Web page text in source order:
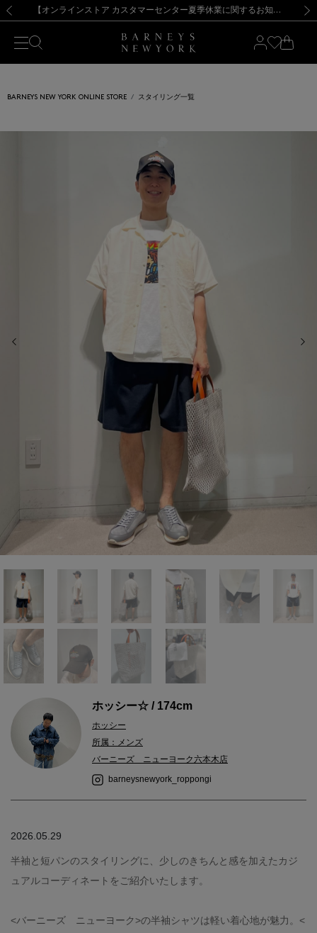
新規登録のお客様も対象！＜MY BARNEYS＞会員のお客様は11,000円（税込）以上のお買上げで常時送料無料！お買い物の際は会員登録を！
【夏季休業に伴う出荷一時停止のお知らせ】(2026.8.7) 【オンラインストア カスタマーセンター夏季休業に関するお知らせ】（2026.8.7）
【夏季休業に伴う返品・交換承り一時停止のお知らせ】（2026.8.5）
熊本県を中心とした地震の影響によるお荷物のお届けについて
【開催中】SUMMER SALEのご案内・ご注意事項 新規登録のお客様も対象！＜MY BARNEYS＞会員のお客様は11,000円（税込）以上のお買上げで常時送料無料！お買い物の際は会員登録を！
【夏季休業に伴う出荷一時停止のお知らせ】(2026.8.7)
BARNEYS NEW YORK ONLINE STORE スタイリング一覧
ホッシー☆ / 174cm
ホッシー
所属：メンズ
バーニーズ ニューヨーク六本木店
barneysnewyork_roppongi
2026.05.29
半袖と短パンのスタイリングに、少しのきちんと感を加えたカジ
ュアルコーディネートをご紹介いたします。
<バーニーズ ニューヨーク>の半袖シャツは軽い着心地が魅力。<